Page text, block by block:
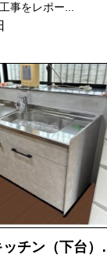
事をレポー...
ン（下台）交換